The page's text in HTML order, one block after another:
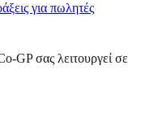
για πωλητές
GP σας λειτουργεί σε